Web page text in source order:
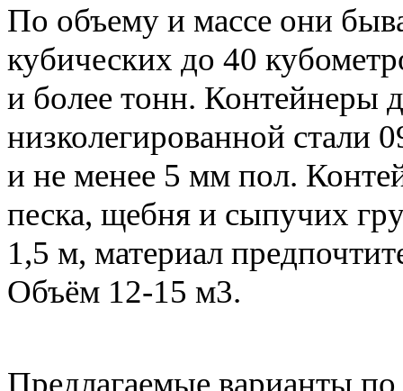
По объему и массе они
кубических до 40
и более тонн. Контейнеры
низколегированной
и не менее 5 мм пол.
песка, щебня и сыпучих
1,5 м, материал
Объём 12-15 м3.
Предлагаемые варианты